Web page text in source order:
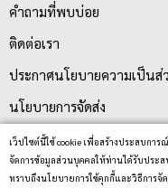
เว็ปไซต์นี้ใช้ cookie เพื่อสร้างประสบกา
จัดการข้อมูลส่วนบุคคลให้ท่านได้รับประส
ทราบถึงนโยบายการใช้คุกกี้และวิธีการจั
คำถามที่พบบ่อย
ติดต่อเรา
ประกาศนโยบายความเป็นส่
นโยบายการจัดส่ง
นโยบายการเปลี่ยน/คืน สิน